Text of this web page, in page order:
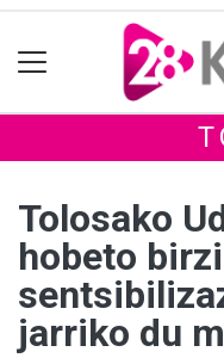
Tolosako
hobeto
jarriko du